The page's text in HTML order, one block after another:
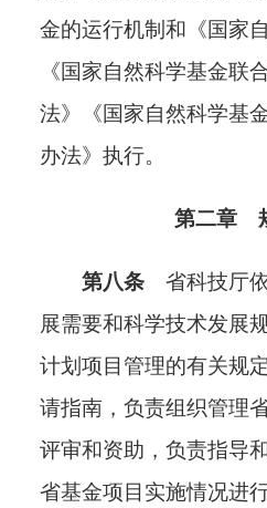
金的运行机制和《国家
《国家自然科学基金联
法》《国家自然科学基
办法》执行。
第二章
第八条
省科技厅
展需要和科学技术发展
计划项目管理的有关规
请指南，负责组织管理
评审和资助，负责指导
省基金项目实施情况进